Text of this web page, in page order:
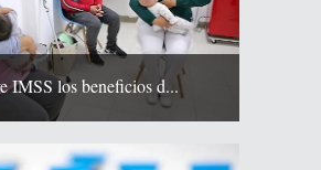
IMSS los beneficios d...